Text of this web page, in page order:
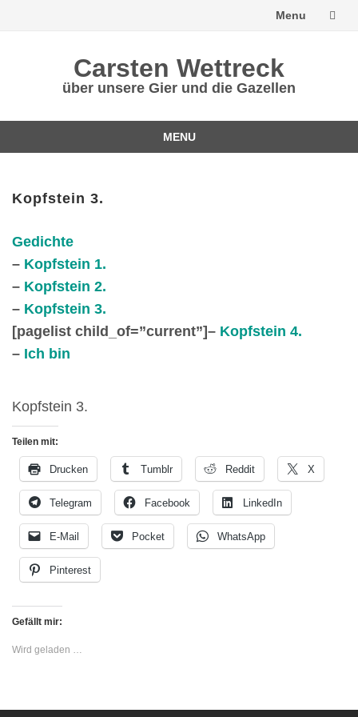
Menu
Carsten Wettreck
über unsere Gier und die Gazellen
MENU
content
Kopfstein 3.
Gedichte
– Kopfstein 1.
– Kopfstein 2.
– Kopfstein 3.
[pagelist child_of=”current”]– Kopfstein 4.
– Ich bin
Kopfstein 3.
Teilen mit:
Drucken Tumblr Reddit X
Telegram Facebook LinkedIn
E-Mail Pocket WhatsApp
Pinterest
Gefällt mir:
Wird geladen …